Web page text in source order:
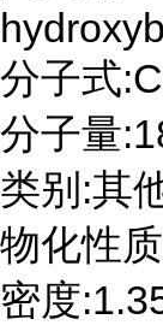
分子式
分子量
类别:其
物化性
密度